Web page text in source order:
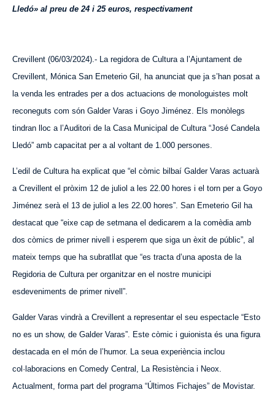
Lledó» al preu de 24 i 25 euros, respectivament
Crevillent (06/03/2024).- La regidora de Cultura a l’Ajuntament de
Crevillent, Mónica San Emeterio Gil, ha anunciat que ja s’han posat a
la venda les entrades per a dos actuacions de monologuistes molt
reconeguts com són Galder Varas i Goyo Jiménez. Els monòlegs
tindran lloc a l’Auditori de la Casa Municipal de Cultura “José Candela
Lledó” amb capacitat per a al voltant de 1.000 persones.
L’edil de Cultura ha explicat que “el còmic bilbaí Galder Varas actuarà
a Crevillent el pròxim 12 de juliol a les 22.00 hores i el torn per a Goyo
Jiménez serà el 13 de juliol a les 22.00 hores”. San Emeterio Gil ha
destacat que “eixe cap de setmana el dedicarem a la comèdia amb
dos còmics de primer nivell i esperem que siga un èxit de públic”, al
mateix temps que ha subratllat que “es tracta d’una aposta de la
Regidoria de Cultura per organitzar en el nostre municipi
esdeveniments de primer nivell”.
Galder Varas vindrà a Crevillent a representar el seu espectacle “Esto
no es un show, de Galder Varas”. Este còmic i guionista és una figura
destacada en el món de l’humor. La seua experiència inclou
col·laboracions en Comedy Central, La Resistència i Neox.
Actualment, forma part del programa “Últimos Fichajes” de Movistar.